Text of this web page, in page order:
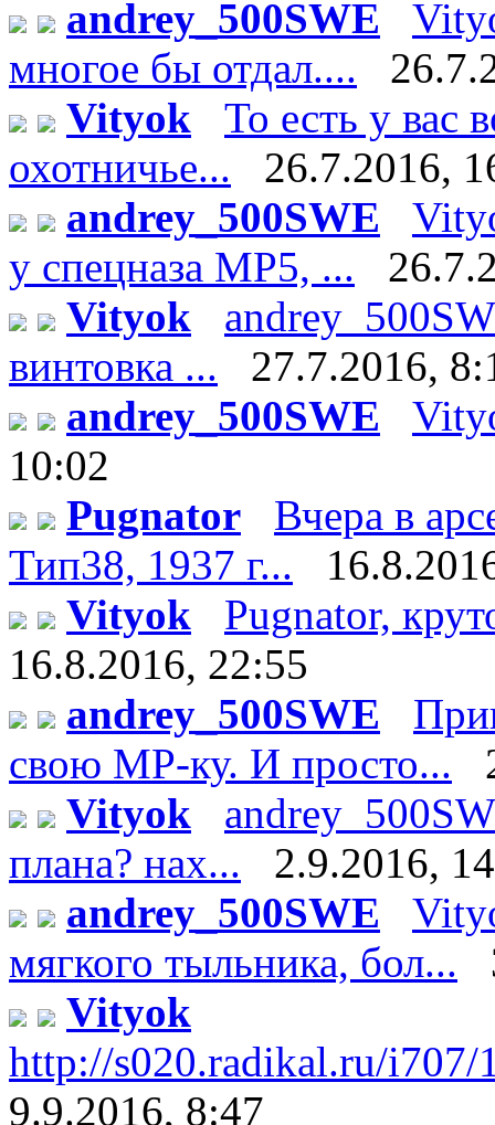
andrey_500SWE
многое бы отдал....
Vityok
То есть у вас
охотничье...
26.7.2016,
andrey_500SWE
у спецназа МР5, ...
Vityok
винтовка ...
27.7.2016,
andrey_500SWE
10:02
Pugnator
Вчера в
Тип38, 1937 г...
Vityok
Pugnator,
16.8.2016, 22:55
andrey_500SWE
свою МР-ку. И просто...
Vityok
плана? нах...
2.9.2016,
andrey_500SWE
мягкого тыльника, бол...
Vityok
http://s020.radikal.ru/
9.9.2016, 8:47